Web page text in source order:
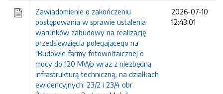
Zawiadomienie o zakończeniu
postępowania w sprawie ustalenia
warunków zabudowy na realizację
przedsięwzięcia polegającego na
"Budowie farmy fotowoltaicznej o
mocy do 120 MWp wraz z niezbędną
infrastrukturą techniczną, na działkach
ewidencyjnych: 23/2 i 23/4 obr.
2026-07-10
12:43:01